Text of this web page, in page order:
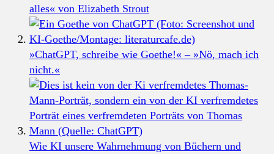
alles« von Elizabeth Strout
»ChatGPT, schreibe wie Goethe!« – »Nö, mach ich
nicht.«
Wie KI unsere Wahrnehmung von Büchern und